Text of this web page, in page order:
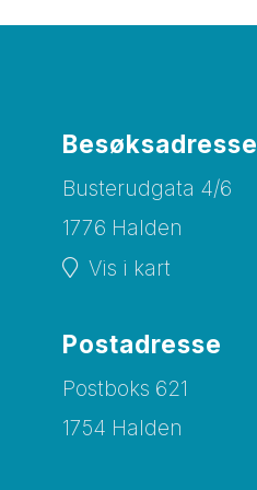
Besøksadresse
Busterudgata 4/6
1776 Halden
Vis i kart
Postadresse
Postboks 621
1754 Halden